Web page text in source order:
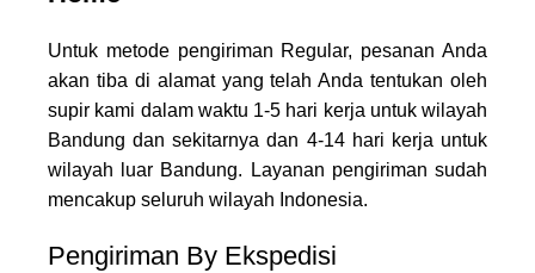
Untuk metode pengiriman Regular, pesanan Anda
akan tiba di alamat yang telah Anda tentukan oleh
supir kami dalam waktu 1-5 hari kerja untuk wilayah
Bandung dan sekitarnya dan 4-14 hari kerja untuk
wilayah luar Bandung. Layanan pengiriman sudah
mencakup seluruh wilayah Indonesia.
Pengiriman By Ekspedisi